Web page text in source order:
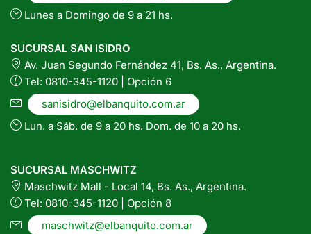
Lunes a Domingo de 9 a 21 hs.
SUCURSAL SAN ISIDRO
Av. Juan Segundo Fernández 41, Bs. As., Argentina.
Tel: 0810-345-1120 | Opción 6
sanisidro@elbanquito.com.ar
Lun. a Sáb. de 9 a 20 hs. Dom. de 10 a 20 hs.
SUCURSAL MASCHWITZ
Maschwitz Mall - Local 14, Bs. As., Argentina.
Tel: 0810-345-1120 | Opción 8
maschwitz@elbanquito.com.ar